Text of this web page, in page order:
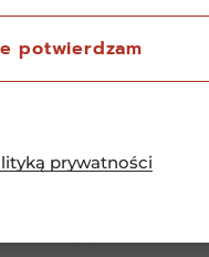
potwierdzam
prywatności
produkty